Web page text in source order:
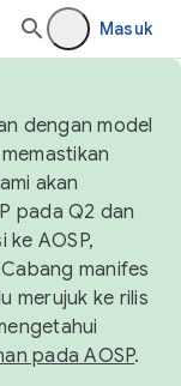
Masuk
dengan model
akan
pada Q2 dan
AOSP,
manifes
merujuk ke rilis
pada AOSP.